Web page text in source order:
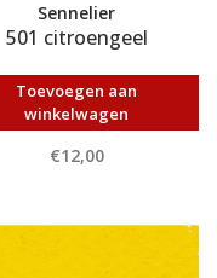
Sennelier
501 citroengeel
Toevoegen aan
winkelwagen
€12,00